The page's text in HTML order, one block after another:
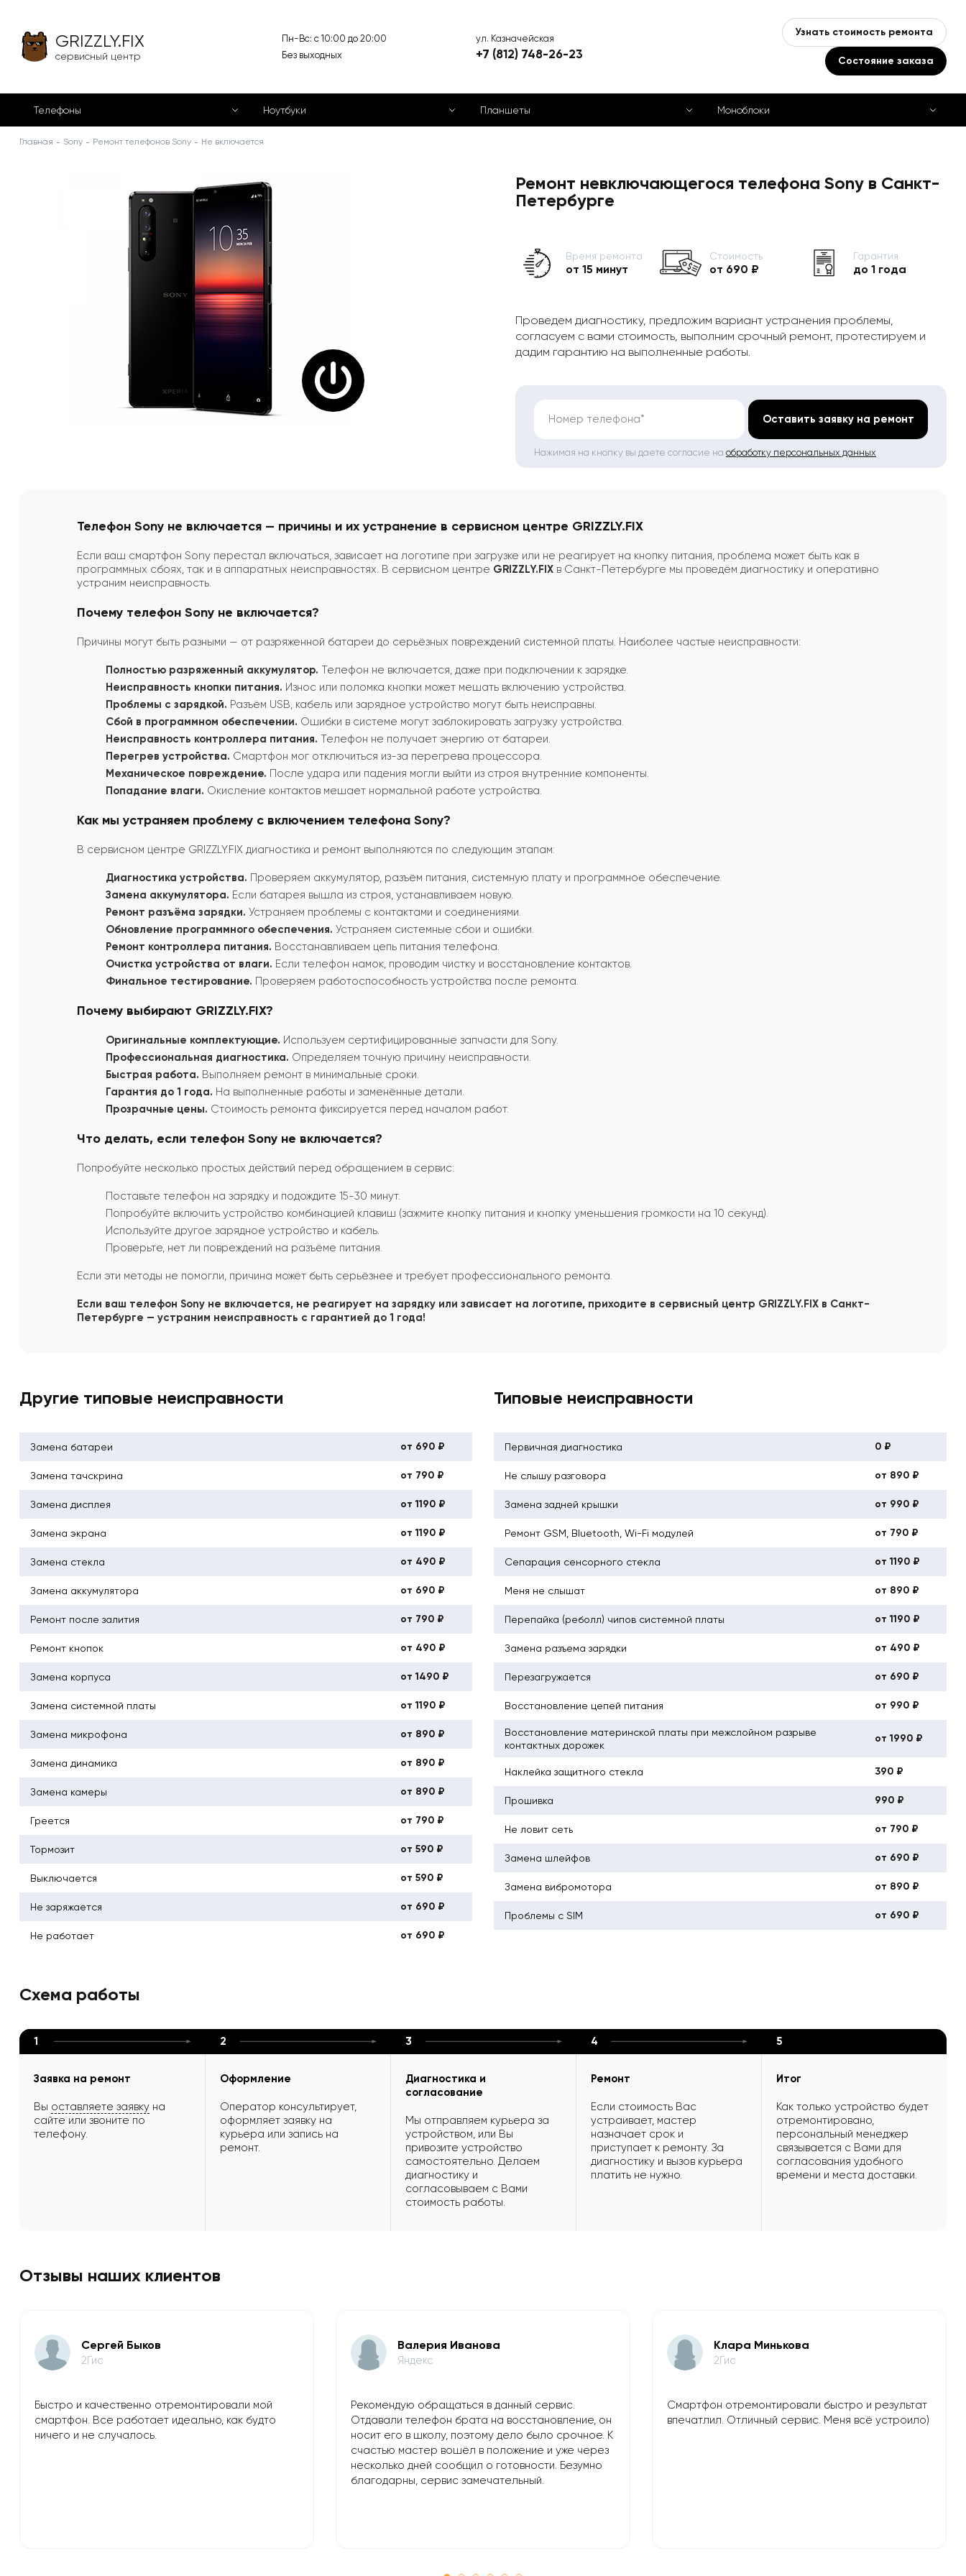
GRIZZLY.FIX
сервисный центр
Пн-Вс: с 10:00 до 20:00
Без выходных
ул. Казначейская
+7 (812) 748-26-23
Узнать стоимость ремонта
Состояние заказа
Телефоны Ноутбуки Планшеты Моноблоки
Главная Sony Ремонт телефонов Sony Не включается
Ремонт невключающегося телефона Sony в Санкт-
Петербурге
Время ремонта
от 15 минут
Стоимость
от 690 ₽
Гарантия
до 1 года
Проведем диагностику, предложим вариант устранения проблемы,
согласуем с вами стоимость, выполним срочный ремонт, протестируем и
дадим гарантию на выполненные работы.
Номер телефона* Оставить заявку на ремонт
Нажимая на кнопку вы даете согласие на обработку персональных данных
Телефон Sony не включается — причины и их устранение в сервисном центре GRIZZLY.FIX
Если ваш смартфон Sony перестал включаться, зависает на логотипе при загрузке или не реагирует на кнопку питания, проблема может быть как в
программных сбоях, так и в аппаратных неисправностях. В сервисном центре GRIZZLY.FIX в Санкт-Петербурге мы проведём диагностику и оперативно
устраним неисправность.
Почему телефон Sony не включается?
Причины могут быть разными — от разряженной батареи до серьёзных повреждений системной платы. Наиболее частые неисправности:
Полностью разряженный аккумулятор. Телефон не включается, даже при подключении к зарядке.
Неисправность кнопки питания. Износ или поломка кнопки может мешать включению устройства.
Проблемы с зарядкой. Разъём USB, кабель или зарядное устройство могут быть неисправны.
Сбой в программном обеспечении. Ошибки в системе могут заблокировать загрузку устройства.
Неисправность контроллера питания. Телефон не получает энергию от батареи.
Перегрев устройства. Смартфон мог отключиться из-за перегрева процессора.
Механическое повреждение. После удара или падения могли выйти из строя внутренние компоненты.
Попадание влаги. Окисление контактов мешает нормальной работе устройства.
Как мы устраняем проблему с включением телефона Sony?
В сервисном центре GRIZZLY.FIX диагностика и ремонт выполняются по следующим этапам:
Диагностика устройства. Проверяем аккумулятор, разъём питания, системную плату и программное обеспечение.
Замена аккумулятора. Если батарея вышла из строя, устанавливаем новую.
Ремонт разъёма зарядки. Устраняем проблемы с контактами и соединениями.
Обновление программного обеспечения. Устраняем системные сбои и ошибки.
Ремонт контроллера питания. Восстанавливаем цепь питания телефона.
Очистка устройства от влаги. Если телефон намок, проводим чистку и восстановление контактов.
Финальное тестирование. Проверяем работоспособность устройства после ремонта.
Почему выбирают GRIZZLY.FIX?
Оригинальные комплектующие. Используем сертифицированные запчасти для Sony.
Профессиональная диагностика. Определяем точную причину неисправности.
Быстрая работа. Выполняем ремонт в минимальные сроки.
Гарантия до 1 года. На выполненные работы и заменённые детали.
Прозрачные цены. Стоимость ремонта фиксируется перед началом работ.
Что делать, если телефон Sony не включается?
Попробуйте несколько простых действий перед обращением в сервис:
Поставьте телефон на зарядку и подождите 15-30 минут.
Попробуйте включить устройство комбинацией клавиш (зажмите кнопку питания и кнопку уменьшения громкости на 10 секунд).
Используйте другое зарядное устройство и кабель.
Проверьте, нет ли повреждений на разъёме питания.
Если эти методы не помогли, причина может быть серьёзнее и требует профессионального ремонта.
Если ваш телефон Sony не включается, не реагирует на зарядку или зависает на логотипе, приходите в сервисный центр GRIZZLY.FIX в Санкт-
Петербурге — устраним неисправность с гарантией до 1 года!
Другие типовые неисправности
Замена батареи от 690 ₽
Замена тачскрина от 790 ₽
Замена дисплея от 1190 ₽
Замена экрана от 1190 ₽
Замена стекла от 490 ₽
Замена аккумулятора от 690 ₽
Ремонт после залития от 790 ₽
Ремонт кнопок от 490 ₽
Замена корпуса от 1490 ₽
Замена системной платы от 1190 ₽
Замена микрофона от 890 ₽
Замена динамика от 890 ₽
Замена камеры от 890 ₽
Греется от 790 ₽
Тормозит от 590 ₽
Выключается от 590 ₽
Не заряжается от 690 ₽
Не работает от 690 ₽
Типовые неисправности
Первичная диагностика 0 ₽
Не слышу разговора от 890 ₽
Замена задней крышки от 990 ₽
Ремонт GSM, Bluetooth, Wi-Fi модулей от 790 ₽
Сепарация сенсорного стекла от 1190 ₽
Меня не слышат от 890 ₽
Перепайка (реболл) чипов системной платы от 1190 ₽
Замена разъема зарядки от 490 ₽
Перезагружается от 690 ₽
Восстановление цепей питания от 990 ₽
Восстановление материнской платы при межслойном разрыве
контактных дорожек
от 1990 ₽
Наклейка защитного стекла 390 ₽
Прошивка 990 ₽
Не ловит сеть от 790 ₽
Замена шлейфов от 690 ₽
Замена вибромотора от 890 ₽
Проблемы с SIM от 690 ₽
Схема работы
1
Заявка на ремонт
Вы оставляете заявку на
сайте или звоните по
телефону.
2
Оформление
Оператор консультирует,
оформляет заявку на
курьера или запись на
ремонт.
3
Диагностика и
согласование
Мы отправляем курьера за
устройством, или Вы
привозите устройство
самостоятельно. Делаем
диагностику и
согласовываем с Вами
стоимость работы.
4
Ремонт
Если стоимость Вас
устраивает, мастер
назначает срок и
приступает к ремонту. За
диагностику и вызов курьера
платить не нужно.
5
Итог
Как только устройство будет
отремонтировано,
персональный менеджер
связывается с Вами для
согласования удобного
времени и места доставки.
Отзывы наших клиентов
​Сергей Быков
2Гис
Быстро и качественно отремонтировали мой
смартфон. Все работает идеально, как будто
ничего и не случалось.
Валерия Иванова
Яндекс
Рекомендую обращаться в данный сервис.
Отдавали телефон брата на восстановление, он
носит его в школу, поэтому дело было срочное. К
счастью мастер вошёл в положение и уже через
несколько дней сообщил о готовности. Безумно
благодарны, сервис замечательный.
Клара Минькова
2Гис
Смартфон отремонтировали быстро и результат
впечатлил. Отличный сервис. Меня всё устроило)